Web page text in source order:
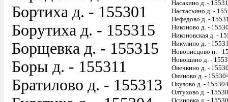
Бортиха д. - 155301
Борутиха д. - 155315
Борщевка д. - 155315
Боры д. - 155311
Братилово д. - 155313
Насакино д. -
Настасьино д. -
Нефедово д. -
Никоново д. -
Никоновская д. -
Никулино д. -
Новописцово п. -
Новошино д. -
Овечкино д. -
Овиново д. -
Окулово д. - 155304
Олтухово д. -
Осиновка д. -